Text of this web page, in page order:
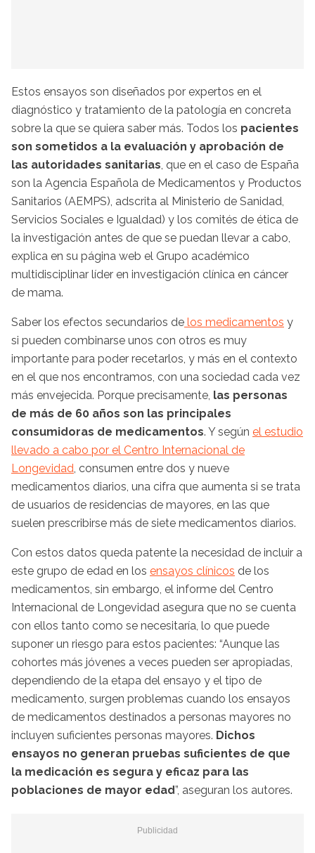
Estos ensayos son diseñados por expertos en el
diagnóstico y tratamiento de la patología en concreta
sobre la que se quiera saber más. Todos los pacientes
son sometidos a la evaluación y aprobación de
las autoridades sanitarias, que en el caso de España
son la Agencia Española de Medicamentos y Productos
Sanitarios (AEMPS), adscrita al Ministerio de Sanidad,
Servicios Sociales e Igualdad) y los comités de ética de
la investigación antes de que se puedan llevar a cabo,
explica en su página web el Grupo académico
multidisciplinar líder en investigación clínica en cáncer
de mama.
Saber los efectos secundarios de los medicamentos y
si pueden combinarse unos con otros es muy
importante para poder recetarlos, y más en el contexto
en el que nos encontramos, con una sociedad cada vez
más envejecida. Porque precisamente, las personas
de más de 60 años son las principales
consumidoras de medicamentos. Y según el estudio
llevado a cabo por el Centro Internacional de
Longevidad, consumen entre dos y nueve
medicamentos diarios, una cifra que aumenta si se trata
de usuarios de residencias de mayores, en las que
suelen prescribirse más de siete medicamentos diarios.
Con estos datos queda patente la necesidad de incluir a
este grupo de edad en los ensayos clínicos de los
medicamentos, sin embargo, el informe del Centro
Internacional de Longevidad asegura que no se cuenta
con ellos tanto como se necesitaría, lo que puede
suponer un riesgo para estos pacientes: “Aunque las
cohortes más jóvenes a veces pueden ser apropiadas,
dependiendo de la etapa del ensayo y el tipo de
medicamento, surgen problemas cuando los ensayos
de medicamentos destinados a personas mayores no
incluyen suficientes personas mayores. Dichos
ensayos no generan pruebas suficientes de que
la medicación es segura y eficaz para las
poblaciones de mayor edad”, aseguran los autores.